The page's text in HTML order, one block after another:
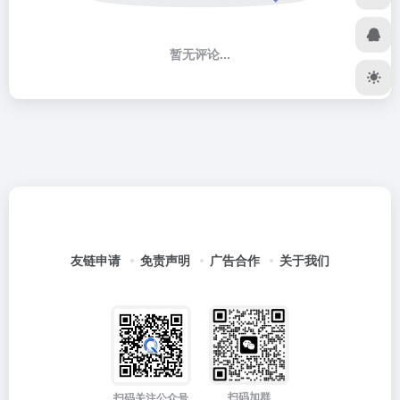
暂无评论...
友链申请 免责声明 广告合作 关于我们
扫码加群